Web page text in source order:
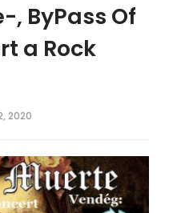
ByPass Of
a Rock
2020